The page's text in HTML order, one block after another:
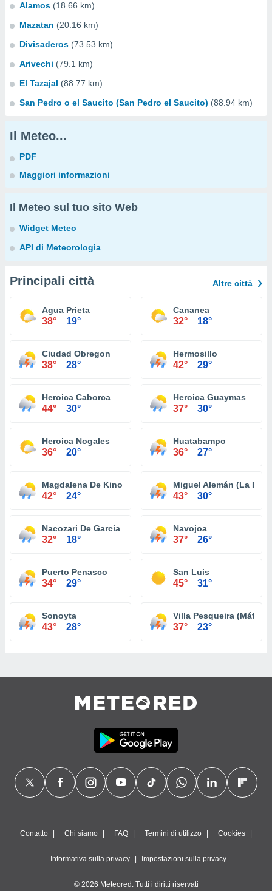
Alamos (18.66 km)
Mazatan (20.16 km)
Divisaderos (73.53 km)
Arivechi (79.1 km)
El Tazajal (88.77 km)
San Pedro o el Saucito (San Pedro el Saucito) (88.94 km)
Il Meteo...
PDF
Maggiori informazioni
Il Meteo sul tuo sito Web
Widget Meteo
API di Meteorologia
Principali città Altre città
Agua Prieta
38° 19°
Cananea
32° 18°
Ciudad Obregon
38° 28°
Hermosillo
42° 29°
Heroica Caborca
44° 30°
Heroica Guaymas
37° 30°
Heroica Nogales
36° 20°
Huatabampo
36° 27°
Magdalena De Kino
42° 24°
Miguel Alemán (La
43° 30°
Nacozari De Garcia
32° 18°
Navojoa
37° 26°
Puerto Penasco
34° 29°
San Luis
45° 31°
Sonoyta
43° 28°
Villa Pesqueira
37° 23°
Contatto Chi siamo FAQ Termini di utilizzo Cookies
Informativa sulla privacy Impostazioni sulla privacy
© 2026 Meteored. Tutti i diritti riservati